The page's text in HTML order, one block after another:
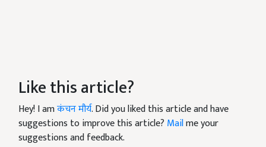
Like this article?
Hey! I amकंचन मौर्य. Did you liked this article and have
suggestions to improve this article? Mailme your
suggestions and feedback.